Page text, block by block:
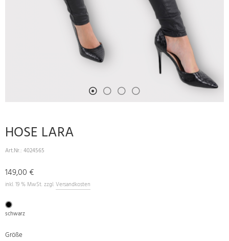
HOSE LARA
Art.Nr.: 4024565
149,00 €
inkl. 19 % MwSt. zzgl. Versandkosten
schwarz
Größe